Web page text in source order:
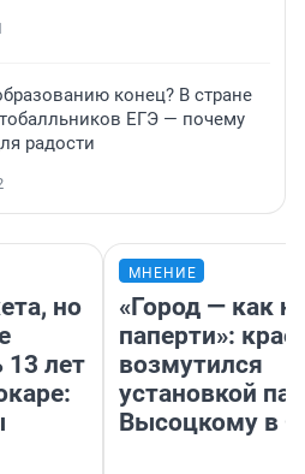
конец? В стране
ЕГЭ — почему
радости
но
13 лет
МНЕНИЕ
«Город — как
паперти»:
возмутился
установкой
Высоцкому в